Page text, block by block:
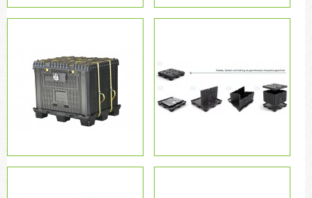
FLEX-Box 625 L išardomi konteineriai ličio
jonų baterijų ir akumuliatorių
transportavimui